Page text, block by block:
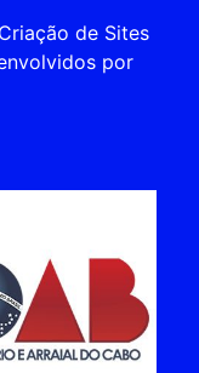
de Sites
por